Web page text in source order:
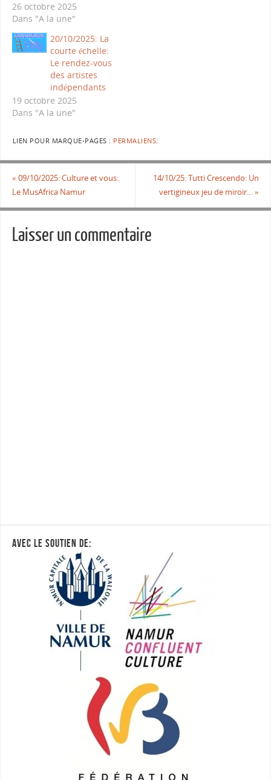
26 octobre 2025
Dans "A la une"
20/10/2025: La
courte échelle:
Le rendez-vous
des artistes
indépendants
19 octobre 2025
Dans "A la une"
LIEN POUR MARQUE-PAGES : PERMALIENS.
« 09/10/2025: Culture et vous:
Le MusAfrica Namur
14/10/25: Tutti Crescendo: Un
vertigineux jeu de miroir…»
Laisser un commentaire
AVEC LE SOUTIEN DE: